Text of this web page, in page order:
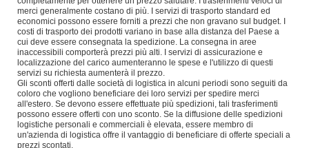
merci generalmente costano di più. I servizi di trasporto standard ed
economici possono essere forniti a prezzi che non gravano sul budget. I
costi di trasporto dei prodotti variano in base alla distanza del Paese a
cui deve essere consegnata la spedizione. La consegna in aree
inaccessibili comporterà prezzi più alti. I servizi di assicurazione e
localizzazione del carico aumenteranno le spese e l'utilizzo di questi
servizi su richiesta aumenterà il prezzo.
Gli sconti offerti dalle società di logistica in alcuni periodi sono seguiti da
coloro che vogliono beneficiare dei loro servizi per spedire merci
all'estero. Se devono essere effettuate più spedizioni, tali trasferimenti
possono essere offerti con uno sconto. Se la diffusione delle spedizioni
logistiche personali e commerciali è elevata, essere membro di
un'azienda di logistica offre il vantaggio di beneficiare di offerte speciali a
prezzi scontati.